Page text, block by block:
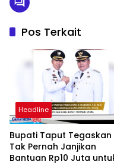
Pos Terkait
Headline
Bupati Taput Tegaskan
Tak Pernah Janjikan
Bantuan Rp10 Juta